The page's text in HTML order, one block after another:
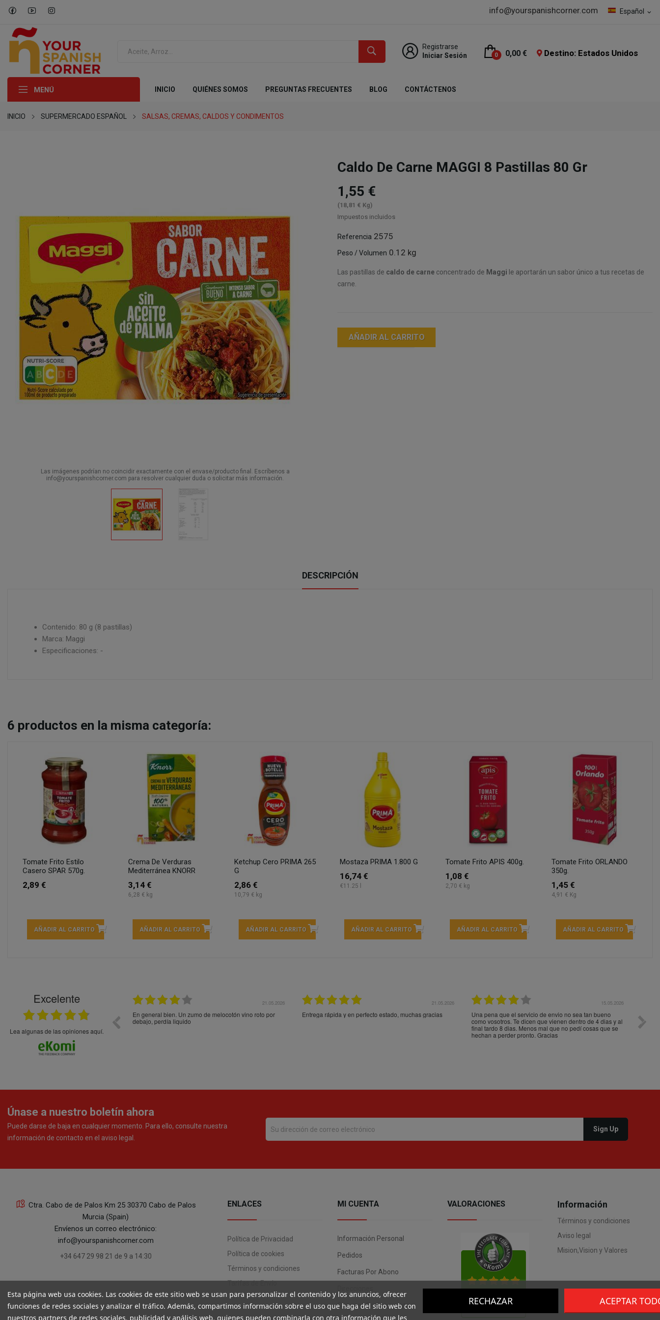
Español expand_more
info@yourspanishcorner.com
Registrarse
Iniciar Sesión
0 0,00 € Destino: Estados Unidos
MENÚ INICIO QUIÉNES SOMOS PREGUNTAS FRECUENTES BLOG CONTÁCTENOS
INICIO SUPERMERCADO ESPAÑOL SALSAS, CREMAS, CALDOS Y CONDIMENTOS
Las imágenes podrían no coincidir exactamente con el envase/producto final. Escríbenos a
info@yourspanishcorner.com para resolver cualquier duda o solicitar más información.
Caldo De Carne MAGGI 8 Pastillas 80 Gr
1,55 €
(18,81 € Kg)
Impuestos incluidos
Referencia 2575
Peso / Volumen 0.12 kg
Las pastillas de caldo de carne concentrado de Maggi le aportarán un sabor único a tus recetas de
carne.
AÑADIR AL CARRITO
DESCRIPCIÓN
Contenido: 80 g (8 pastillas)
Marca: Maggi
Especificaciones: -
6 productos en la misma categoría:
Tomate Frito Estilo
Casero SPAR 570g.
2,89 €
AÑADIR AL CARRITO
Crema De Verduras
Mediterránea KNORR
3,14 €
6,28 € kg
AÑADIR AL CARRITO
Ketchup Cero PRIMA 265
G
2,86 €
10,79 € kg
AÑADIR AL CARRITO
Mostaza PRIMA 1.800 G
16,74 €
€11.25 l
AÑADIR AL CARRITO
Tomate Frito APIS 400g.
1,08 €
2,70 € kg
AÑADIR AL CARRITO
Tomate Frito ORLANDO
350g.
1,45 €
4,91 € Kg
AÑADIR AL CARRITO
Excelente
Lea algunas de las opiniones aquí.
21.05.2026
En general bien. Un zumo de melocotón vino roto por
debajo, perdía liquido
21.05.2026
Entrega rápida y en perfecto estado, muchas gracias
15.05.2026
Una pena que el servicio de envio no sea tan bueno
como vosotros. Te dicen que vienen dentro de 4 dias y al
final tardo 8 dias. Menos mal que no pedí cosas que se
hechan a perder pronto. Gracias
Únase a nuestro boletín ahora
Puede darse de baja en cualquier momento. Para ello, consulte nuestra
información de contacto en el aviso legal.
Ctra. Cabo de de Palos Km 25 30370 Cabo de Palos
Murcia (Spain)
Envíenos un correo electrónico:
info@yourspanishcorner.com
+34 647 29 98 21 de 9 a 14:30
ENLACES
Política de Privacidad
Política de cookies
Términos y condiciones
Tarifas de Envío
MI CUENTA
Información Personal
Pedidos
Facturas Por Abono
Cupones De Descuento
VALORACIONES Información
Términos y condiciones
Aviso legal
Mision,Vision y Valores
Esta página web usa cookies. Las cookies de este sitio web se usan para personalizar el contenido y los anuncios, ofrecer
funciones de redes sociales y analizar el tráfico. Además, compartimos información sobre el uso que haga del sitio web con
nuestros partners de redes sociales, publicidad y análisis web, quienes pueden combinarla con otra información que les
RECHAZAR ACEPTAR